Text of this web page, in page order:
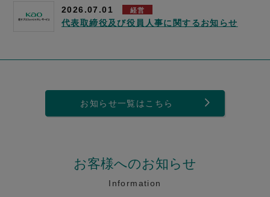
2026.07.01 経営
代表取締役及び役員人事に関するお知らせ
お知らせ一覧はこちら
お客様へのお知らせ
Information